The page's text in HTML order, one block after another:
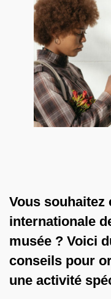
Vous souhaitez
internationale
musée ? Voici
conseils pour
une activité